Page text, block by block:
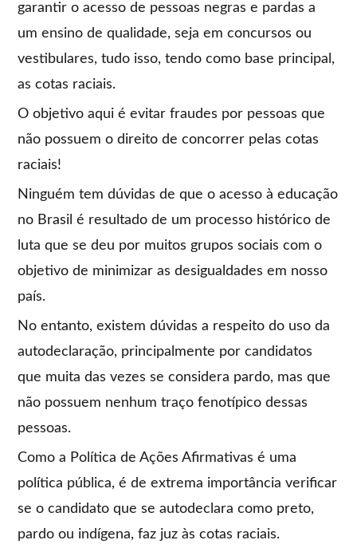
garantir o acesso de pessoas negras e pardas a
um ensino de qualidade, seja em concursos ou
vestibulares, tudo isso, tendo como base principal,
as cotas raciais.
O objetivo aqui é evitar fraudes por pessoas que
não possuem o direito de concorrer pelas cotas
raciais!
Ninguém tem dúvidas de que o acesso à educação
no Brasil é resultado de um processo histórico de
luta que se deu por muitos grupos sociais com o
objetivo de minimizar as desigualdades em nosso
país.
No entanto, existem dúvidas a respeito do uso da
autodeclaração, principalmente por candidatos
que muita das vezes se considera pardo, mas que
não possuem nenhum traço fenotípico dessas
pessoas.
Como a Política de Ações Afirmativas é uma
política pública, é de extrema importância verificar
se o candidato que se autodeclara como preto,
pardo ou indígena, faz juz às cotas raciais.